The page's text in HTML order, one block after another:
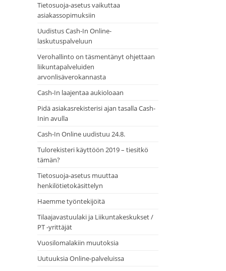
Tietosuoja-asetus vaikuttaa
asiakassopimuksiin
Uudistus Cash-In Online-
laskutuspalveluun
Verohallinto on täsmentänyt ohjettaan
liikuntapalveluiden
arvonlisäverokannasta
Cash-In laajentaa aukioloaan
Pidä asiakasrekisterisi ajan tasalla Cash-
Inin avulla
Cash-In Online uudistuu 24.8.
Tulorekisteri käyttöön 2019 – tiesitkö
tämän?
Tietosuoja-asetus muuttaa
henkilötietokäsittelyn
Haemme työntekijöitä
Tilaajavastuulaki ja Liikuntakeskukset /
PT -yrittäjät
Vuosilomalakiin muutoksia
Uutuuksia Online-palveluissa